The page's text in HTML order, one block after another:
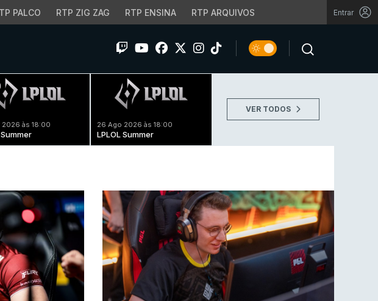
PALCO RTP ZIG ZAG RTP ENSINA RTP ARQUIVOS Entrar
2026 às 18:00 26 Ago 2026 às 18:00
LPLOL Summer
VER TODOS